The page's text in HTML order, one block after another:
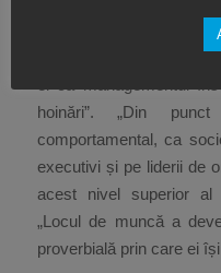
De-a lungul timpului, a
a alimentat orgoliile
hoinări”. „Din
comportamental, ca
executivi și pe liderii de
acest nivel superior al
„Locul de muncă a
proverbială prin care ei